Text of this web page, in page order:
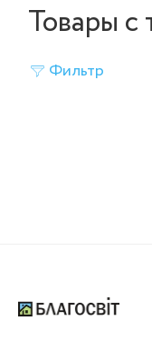
Товары с
Фильтр